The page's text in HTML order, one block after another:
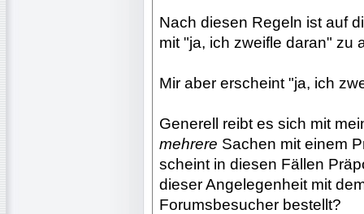
Nach diesen Regeln ist auf
mit "ja, ich zweifle daran" zu
Mir aber erscheint "ja, ich
Generell reibt es sich mit
mehrere Sachen mit einem
scheint in diesen Fällen
dieser Angelegenheit mit
Forumsbesucher bestellt?